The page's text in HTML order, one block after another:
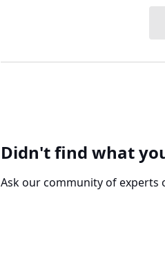
Didn't find what
Ask our community of experts